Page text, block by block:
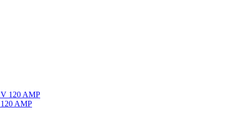
AMP